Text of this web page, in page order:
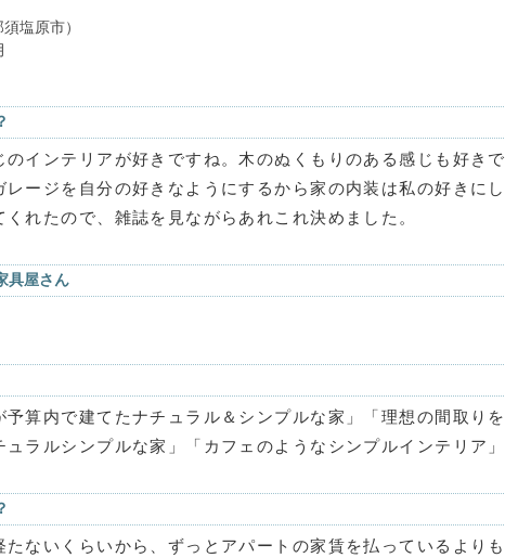
塩原市）
のインテリアが好きですね。木のぬくもりのある感じも好きで
レージを自分の好きなようにするから家の内装は私の好きにし
れたので、雑誌を見ながらあれこれ決めました。
具屋さん
予算内で建てたナチュラル＆シンプルな家」「理想の間取りを
ュラルシンプルな家」「カフェのようなシンプルインテリア」
たないくらいから、ずっとアパートの家賃を払っているよりも